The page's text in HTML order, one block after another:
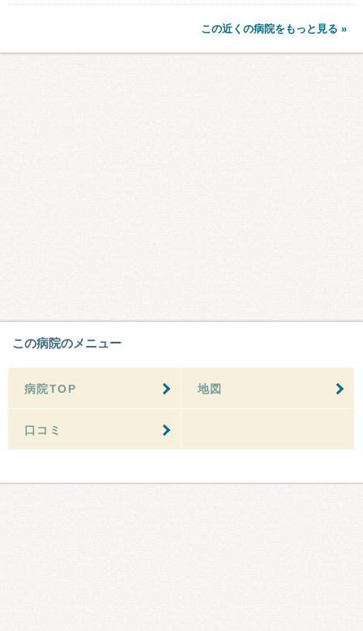
この近くの病院をもっと見る »
この病院のメニュー
病院TOP 地図
口コミ